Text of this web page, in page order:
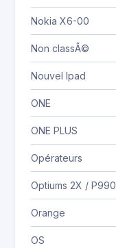
Nokia X6-00
Non classÃ©
Nouvel Ipad
ONE
ONE PLUS
Opérateurs
Optiums 2X / P990
Orange
OS